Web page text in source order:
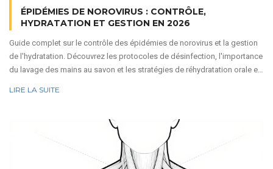
ÉPIDÉMIES DE NOROVIRUS : CONTRÔLE,
HYDRATATION ET GESTION EN 2026
Guide complet sur le contrôle des épidémies de norovirus et la gestion
de l'hydratation. Découvrez les protocoles de désinfection, l'importance
du lavage des mains au savon et les stratégies de réhydratation orale et
LIRE LA SUITE